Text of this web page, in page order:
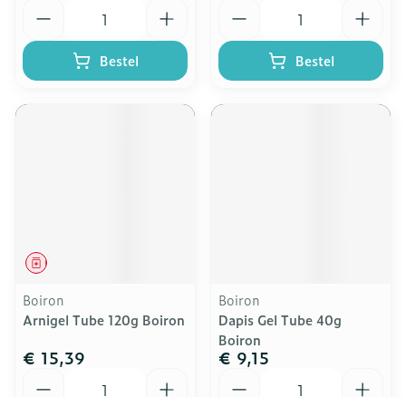
Bestel Bestel
Geneesmiddel
Boiron
Arnigel Tube 120g Boiron
€ 15,39
Boiron
Dapis Gel Tube 40g
Boiron
€ 9,15